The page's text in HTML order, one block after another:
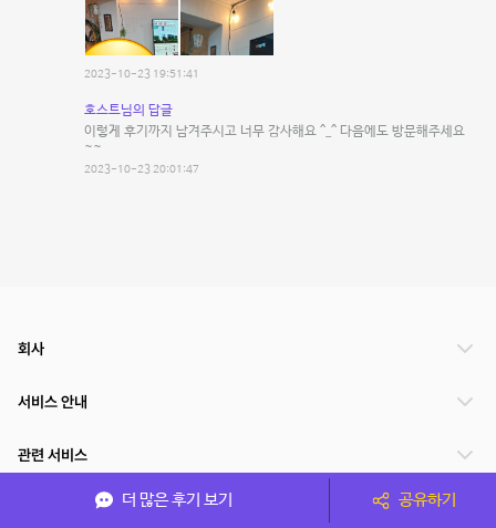
2023-10-23 19:51:41
호스트님의 답글
이렇게 후기까지 남겨주시고 너무 감사해요 ^_^ 다음에도 방문해주세요
~~
2023-10-23 20:01:47
더 많은 후기 보기 공유하기
회사
서비스 안내
관련 서비스